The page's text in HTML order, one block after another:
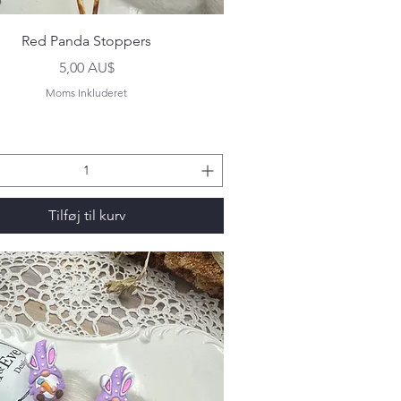
Hurtigvisning
Red Panda Stoppers
Pris
5,00 AU$
Moms Inkluderet
Tilføj til kurv